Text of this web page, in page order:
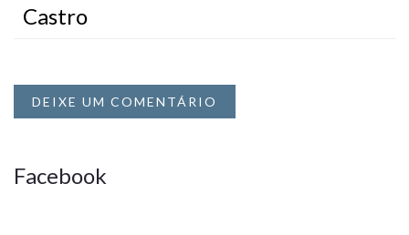
Castro
DEIXE UM COMENTÁRIO
Facebook